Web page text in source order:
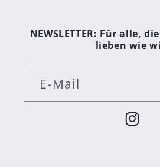
NEWSLETTER: Für alle,
lieben wie
E-Mail